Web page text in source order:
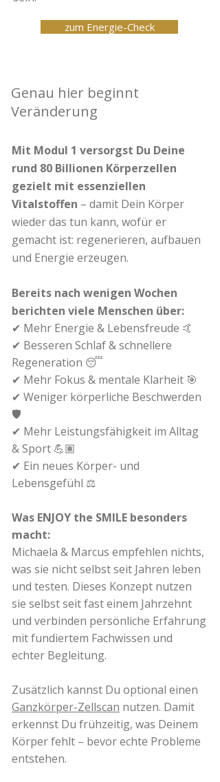
zum Energie-Check
Genau hier beginnt
Veränderung
Mit Modul 1 versorgst Du Deine
rund 80 Billionen Körperzellen
gezielt mit essenziellen
Vitalstoffen – damit Dein Körper
wieder das tun kann, wofür er
gemacht ist: regenerieren, aufbauen
und Energie erzeugen.
Bereits nach wenigen Wochen
berichten viele Menschen über:
✔ Mehr Energie & Lebensfreude 🤙
✔ Besseren Schlaf & schnellere
Regeneration 😴
✔ Mehr Fokus & mentale Klarheit 🎯
✔ Weniger körperliche Beschwerden
🛡️
✔ Mehr Leistungsfähigkeit im Alltag
& Sport 💪🏽
✔ Ein neues Körper- und
Lebensgefühl ⚖️
Was ENJOY the SMILE besonders
macht:
Michaela & Marcus empfehlen nichts,
was sie nicht selbst seit Jahren leben
und testen. Dieses Konzept nutzen
sie selbst seit fast einem Jahrzehnt
und verbinden persönliche Erfahrung
mit fundiertem Fachwissen und
echter Begleitung.
Zusätzlich kannst Du optional einen
Ganzkörper-Zellscan nutzen. Damit
erkennst Du frühzeitig, was Deinem
Körper fehlt – bevor echte Probleme
entstehen.